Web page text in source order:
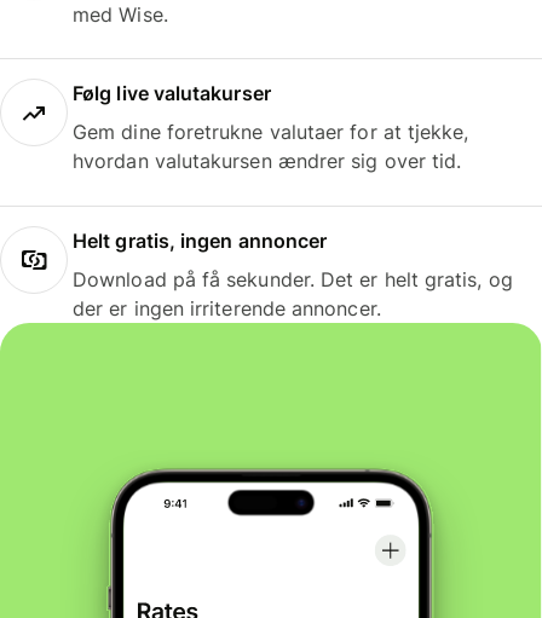
med Wise.
Følg live valutakurser
Gem dine foretrukne valutaer for at tjekke,
hvordan valutakursen ændrer sig over tid.
Helt gratis, ingen annoncer
Download på få sekunder. Det er helt gratis, og
der er ingen irriterende annoncer.